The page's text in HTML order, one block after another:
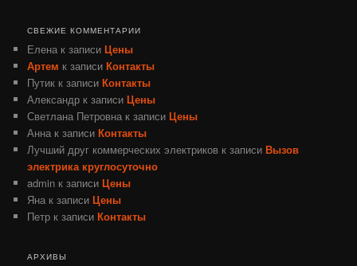
СВЕЖИЕ КОММЕНТАРИИ
Елена к записиЦены
Артем к записиКонтакты
Путик к записиКонтакты
Александр к записиЦены
Светлана Петровна к записиЦены
Анна к записиКонтакты
Лучший друг коммерческих электриков к записиВызов
электрика круглосуточно
admin к записиЦены
Яна к записиЦены
Петр к записиКонтакты
АРХИВЫ